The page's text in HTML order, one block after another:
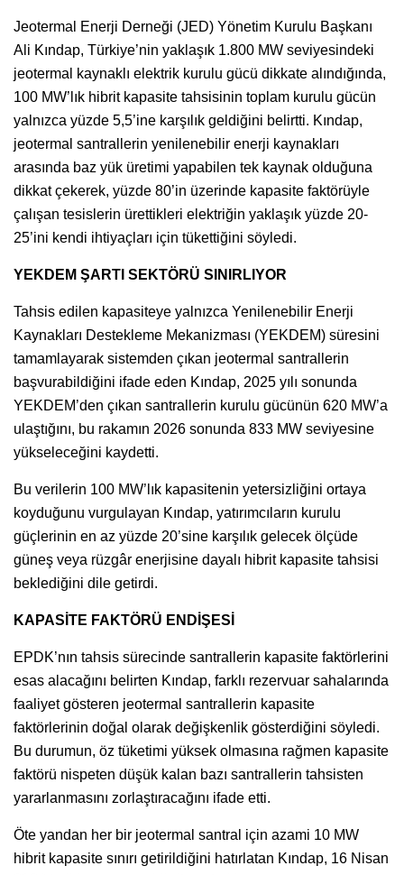
Jeotermal Enerji Derneği (JED) Yönetim Kurulu Başkanı
Ali Kındap, Türkiye’nin yaklaşık 1.800 MW seviyesindeki
jeotermal kaynaklı elektrik kurulu gücü dikkate alındığında,
100 MW’lık hibrit kapasite tahsisinin toplam kurulu gücün
yalnızca yüzde 5,5’ine karşılık geldiğini belirtti. Kındap,
jeotermal santrallerin yenilenebilir enerji kaynakları
arasında baz yük üretimi yapabilen tek kaynak olduğuna
dikkat çekerek, yüzde 80’in üzerinde kapasite faktörüyle
çalışan tesislerin ürettikleri elektriğin yaklaşık yüzde 20-
25’ini kendi ihtiyaçları için tükettiğini söyledi.
YEKDEM ŞARTI SEKTÖRÜ SINIRLIYOR
Tahsis edilen kapasiteye yalnızca Yenilenebilir Enerji
Kaynakları Destekleme Mekanizması (YEKDEM) süresini
tamamlayarak sistemden çıkan jeotermal santrallerin
başvurabildiğini ifade eden Kındap, 2025 yılı sonunda
YEKDEM’den çıkan santrallerin kurulu gücünün 620 MW’a
ulaştığını, bu rakamın 2026 sonunda 833 MW seviyesine
yükseleceğini kaydetti.
Bu verilerin 100 MW’lık kapasitenin yetersizliğini ortaya
koyduğunu vurgulayan Kındap, yatırımcıların kurulu
güçlerinin en az yüzde 20’sine karşılık gelecek ölçüde
güneş veya rüzgâr enerjisine dayalı hibrit kapasite tahsisi
beklediğini dile getirdi.
KAPASİTE FAKTÖRÜ ENDİŞESİ
EPDK’nın tahsis sürecinde santrallerin kapasite faktörlerini
esas alacağını belirten Kındap, farklı rezervuar sahalarında
faaliyet gösteren jeotermal santrallerin kapasite
faktörlerinin doğal olarak değişkenlik gösterdiğini söyledi.
Bu durumun, öz tüketimi yüksek olmasına rağmen kapasite
faktörü nispeten düşük kalan bazı santrallerin tahsisten
yararlanmasını zorlaştıracağını ifade etti.
Öte yandan her bir jeotermal santral için azami 10 MW
hibrit kapasite sınırı getirildiğini hatırlatan Kındap, 16 Nisan